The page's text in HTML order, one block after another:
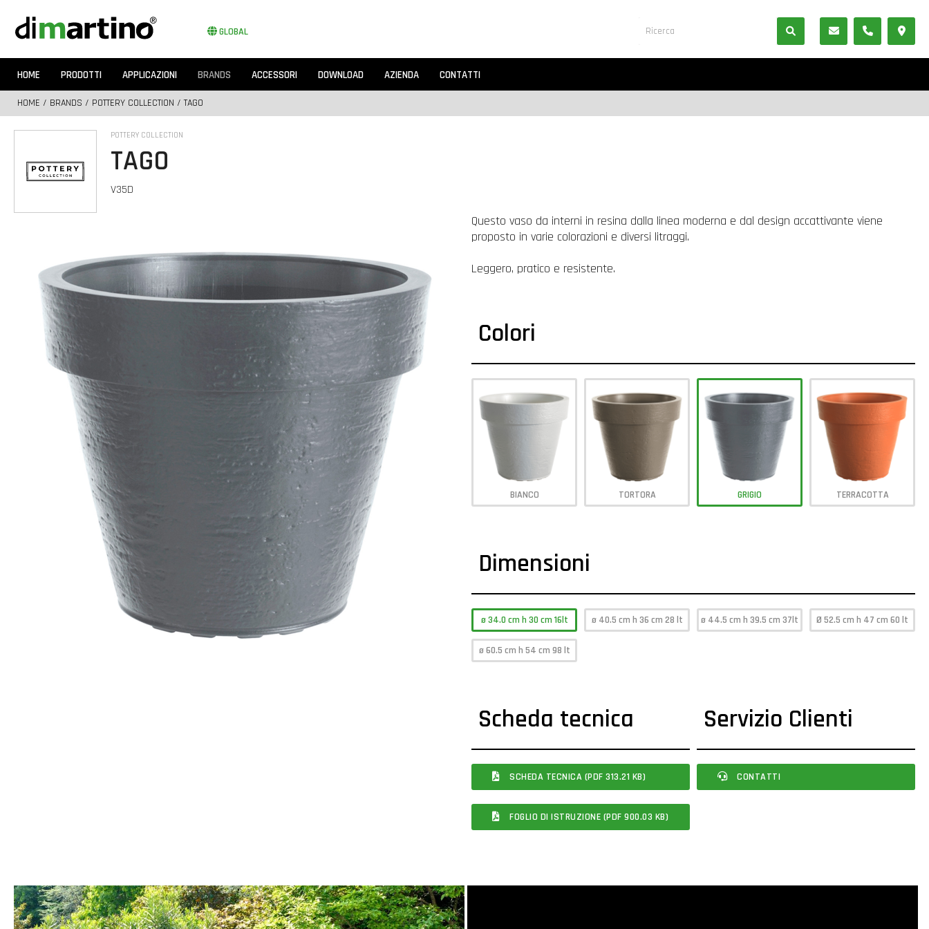
GLOBAL
HOME PRODOTTI APPLICAZIONI BRANDS ACCESSORI DOWNLOAD AZIENDA CONTATTI
HOME / BRANDS / POTTERY COLLECTION / TAGO
POTTERY COLLECTION
TAGO
V35D
Questo vaso da interni in resina dalla linea moderna e dal design accattivante viene
proposto in varie colorazioni e diversi litraggi.
Leggero, pratico e resistente.
Colori
BIANCO TORTORA GRIGIO TERRACOTTA
Dimensioni
ø 34.0 cm h 30 cm 16lt ø 40.5 cm h 36 cm 28 lt ø 44.5 cm h 39.5 cm 37lt Ø 52.5 cm h 47 cm 60 lt
ø 60.5 cm h 54 cm 98 lt
Scheda tecnica
SCHEDA TECNICA (PDF 313.21 KB)
FOGLIO DI ISTRUZIONE (PDF 900.03 KB)
Servizio Clienti
CONTATTI